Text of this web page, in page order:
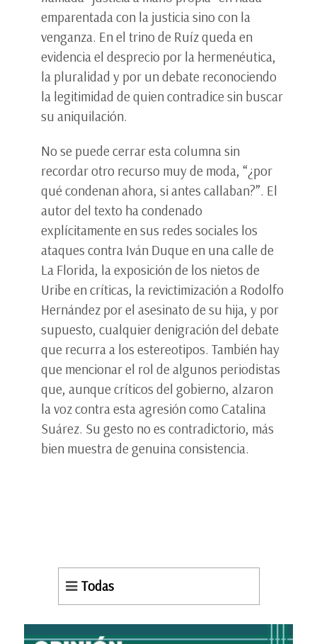
emparentada con la justicia sino con la
venganza. En el trino de Ruíz queda en
evidencia el desprecio por la hermenéutica,
la pluralidad y por un debate reconociendo
la legitimidad de quien contradice sin buscar
su aniquilación.
No se puede cerrar esta columna sin
recordar otro recurso muy de moda, “¿por
qué condenan ahora, si antes callaban?”. El
autor del texto ha condenado
explícitamente en sus redes sociales los
ataques contra Iván Duque en una calle de
La Florida, la exposición de los nietos de
Uribe en críticas, la revictimización a Rodolfo
Hernández por el asesinato de su hija, y por
supuesto, cualquier denigración del debate
que recurra a los estereotipos. También hay
que mencionar el rol de algunos periodistas
que, aunque críticos del gobierno, alzaron
la voz contra esta agresión como Catalina
Suárez. Su gesto no es contradictorio, más
bien muestra de genuina consistencia.
Todas